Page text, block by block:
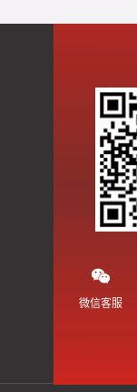
微信客服